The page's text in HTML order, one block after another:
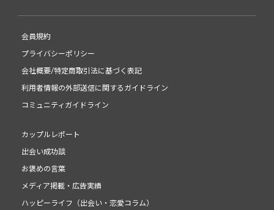
会員規約
プライバシーポリシー
会社概要/特定商取引法に基づく表記
利用者情報の外部送信に関するガイドライン
コミュニティガイドライン
カップルレポート
出会い成功談
お褒めの言葉
メディア掲載・広告実績
ハッピーライフ（出会い・恋愛コラム）